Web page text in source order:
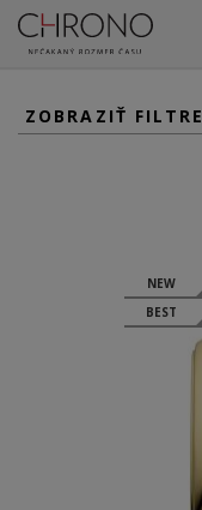
ZOBRAZIŤ FILTRE
NEW
BEST